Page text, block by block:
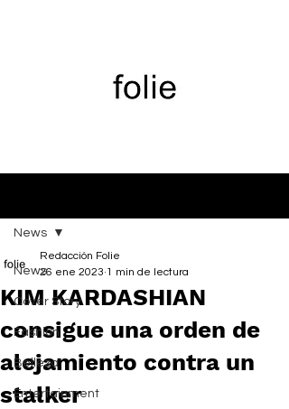
News
Cover Story
Fashion
Belleza
Entertainment
News
KIM KARDASHIAN
consigue una orden de
alejamiento contra un
stalker
Redacción Folie
26 ene 2023 1 min de lectura